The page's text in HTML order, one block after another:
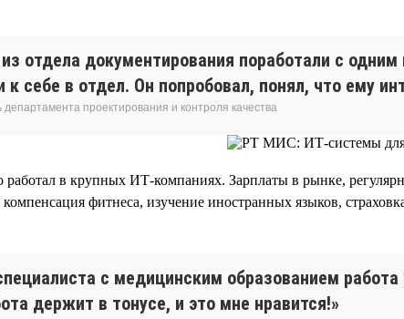
отдела документирования поработали с
к себе в отдел. Он попробовал, понял, что ему
проектирования и контроля качества
в крупных ИТ-компаниях. Зарплаты в рынке,
фитнеса, изучение иностранных языков,
с медицинским образованием
держит в тонусе, и это мне нравится!»